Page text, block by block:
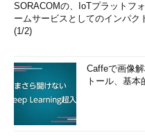
SORACOMの、IoTプラットフォ
ームサービスとしてのインパク
(1/2)
Caffeで画像
トール、基本